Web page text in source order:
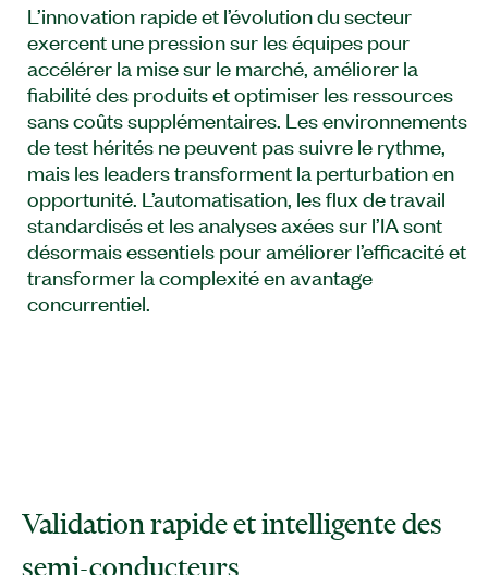
L’innovation rapide et l’évolution du secteur
exercent une pression sur les équipes pour
accélérer la mise sur le marché, améliorer la
fiabilité des produits et optimiser les ressources
sans coûts supplémentaires. Les environnements
de test hérités ne peuvent pas suivre le rythme,
mais les leaders transforment la perturbation en
opportunité. L’automatisation, les flux de travail
standardisés et les analyses axées sur l’IA sont
désormais essentiels pour améliorer l’efficacité et
transformer la complexité en avantage
concurrentiel.
Validation rapide et intelligente des
semi-conducteurs